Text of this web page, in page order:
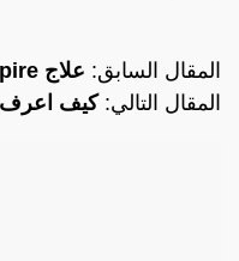
المقال السابق: علاج Vonaspire
المقال التالي:كيف اعرف